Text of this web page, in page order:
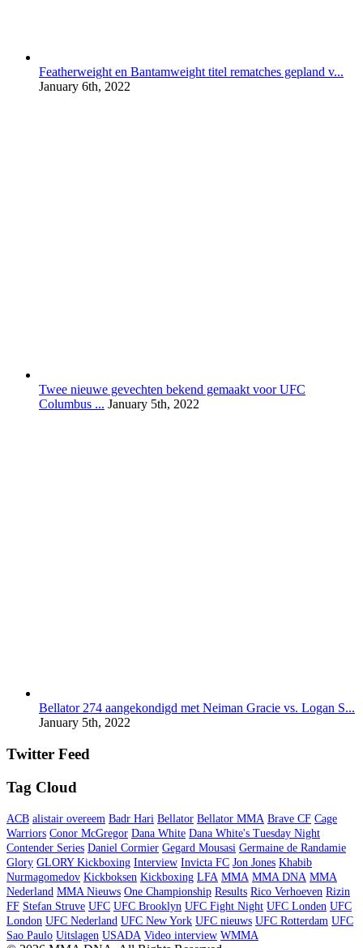
Featherweight en Bantamweight titel rematches gepland v...
January 6th, 2022
Twee nieuwe gevechten bekend gemaakt voor UFC
Columbus ... January 5th, 2022
Bellator 274 aangekondigd met Neiman Gracie vs. Logan S...
January 5th, 2022
Twitter Feed
Tag Cloud
ACB alistair overeem Badr Hari Bellator Bellator MMA Brave CF Cage
Warriors Conor McGregor Dana White Dana White's Tuesday Night
Contender Series Daniel Cormier Gegard Mousasi Germaine de Randamie
Glory GLORY Kickboxing Interview Invicta FC Jon Jones Khabib
Nurmagomedov Kickboksen Kickboxing LFA MMA MMA DNA MMA
Nederland MMA Nieuws One Championship Results Rico Verhoeven Rizin
FF Stefan Struve UFC UFC Brooklyn UFC Fight Night UFC Londen UFC
London UFC Nederland UFC New York UFC nieuws UFC Rotterdam UFC
Sao Paulo Uitslagen USADA Video interview WMMA